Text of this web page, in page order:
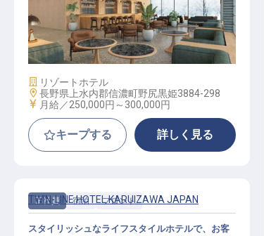
レストランスタッフ│月給25万～30
万／年休110日
施設業態
リゾートホテル
勤務地
長野県上水内郡信濃町野尻黒姫3884-298
給与
月給／250,000円～ 300,000円
キープする 詳しく見る
正社員 宿泊 フロント
TWIN-LINE HOTEL KARUIZAWA JAPAN
スタイリッシュなライフスタイルホテルで、お客